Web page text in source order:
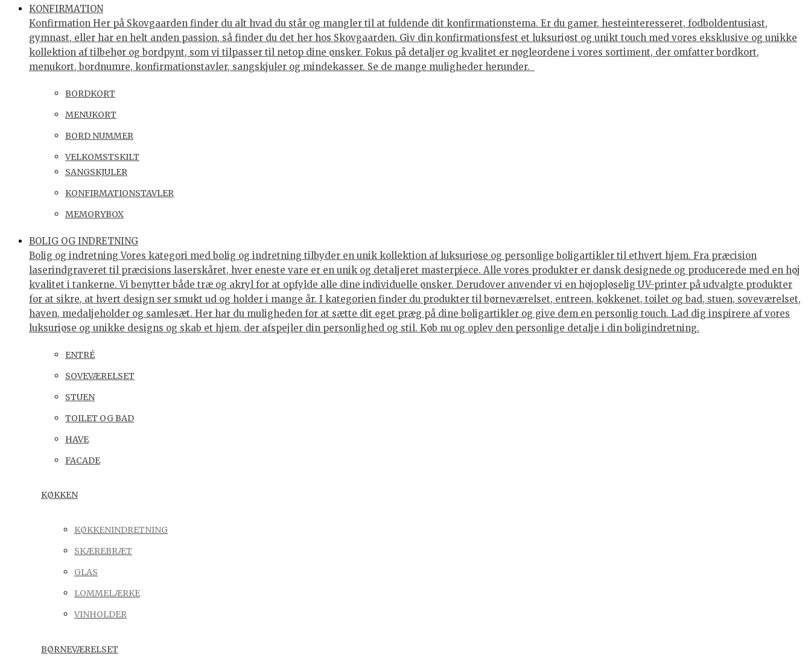
KONFIRMATION
Konfirmation Her på Skovgaarden finder du alt hvad du står og mangler til at fuldende dit konfirmationstema. Er du gamer, hesteinteresseret, fodboldentusiast,
gymnast, eller har en helt anden passion, så finder du det her hos Skovgaarden. Giv din konfirmationsfest et luksuriøst og unikt touch med vores eksklusive og unikke
kollektion af tilbehør og bordpynt, som vi tilpasser til netop dine ønsker. Fokus på detaljer og kvalitet er nøgleordene i vores sortiment, der omfatter bordkort,
menukort, bordnumre, konfirmationstavler, sangskjuler og mindekasser. Se de mange muligheder herunder.
BORDKORT
MENUKORT
BORD NUMMER
VELKOMSTSKILT
SANGSKJULER
KONFIRMATIONSTAVLER
MEMORYBOX
BOLIG OG INDRETNING
Bolig og indretning Vores kategori med bolig og indretning tilbyder en unik kollektion af luksuriøse og personlige boligartikler til ethvert hjem. Fra præcision
laserindgraveret til præcisions laserskåret, hver eneste vare er en unik og detaljeret masterpiece. Alle vores produkter er dansk designede og producerede med en høj
kvalitet i tankerne. Vi benytter både træ og akryl for at opfylde alle dine individuelle ønsker. Derudover anvender vi en højopløselig UV-printer på udvalgte produkter
for at sikre, at hvert design ser smukt ud og holder i mange år. I kategorien finder du produkter til børneværelset, entreen, køkkenet, toilet og bad, stuen, soveværelset,
haven, medaljeholder og samlesæt. Her har du muligheden for at sætte dit eget præg på dine boligartikler og give dem en personlig touch. Lad dig inspirere af vores
luksuriøse og unikke designs og skab et hjem, der afspejler din personlighed og stil. Køb nu og oplev den personlige detalje i din boligindretning.
ENTRÉ
SOVEVÆRELSET
STUEN
TOILET OG BAD
HAVE
FACADE
KØKKEN
KØKKENINDRETNING
SKÆREBRÆT
GLAS
LOMMELÆRKE
VINHOLDER
BØRNEVÆRELSET